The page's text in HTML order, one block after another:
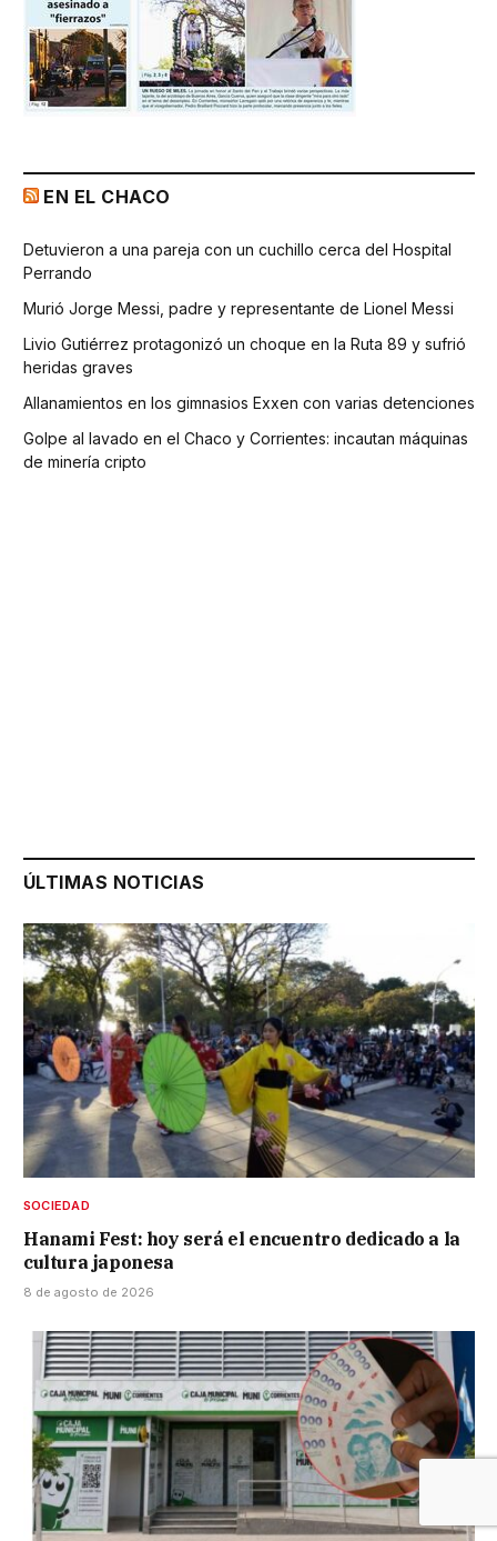
EN EL CHACO
Detuvieron a una pareja con un cuchillo cerca del Hospital
Perrando
Murió Jorge Messi, padre y representante de Lionel Messi
Livio Gutiérrez protagonizó un choque en la Ruta 89 y sufrió
heridas graves
Allanamientos en los gimnasios Exxen con varias detenciones
Golpe al lavado en el Chaco y Corrientes: incautan máquinas
de minería cripto
ÚLTIMAS NOTICIAS
SOCIEDAD
Hanami Fest: hoy será el encuentro dedicado a la
cultura japonesa
8 de agosto de 2026